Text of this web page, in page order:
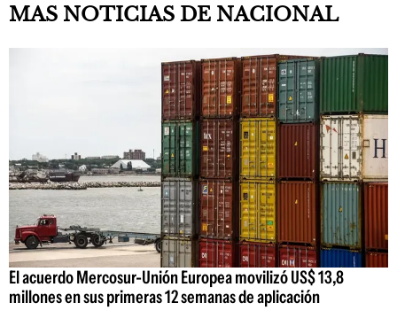
MAS NOTICIAS DE NACIONAL
El acuerdo Mercosur-Unión Europea movilizó US$ 13,8
millones en sus primeras 12 semanas de aplicación